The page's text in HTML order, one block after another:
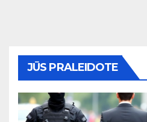
JŪS PRALEIDOTE